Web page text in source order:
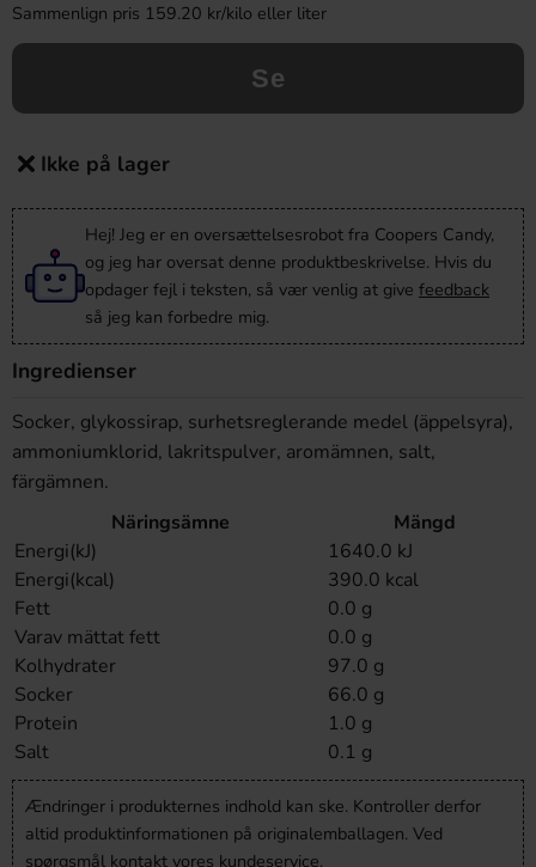
Sammenlign pris 159.20 kr/kilo eller liter
Se
Ikke på lager
Hej! Jeg er en oversættelsesrobot fra Coopers Candy,
og jeg har oversat denne produktbeskrivelse. Hvis du
opdager fejl i teksten, så vær venlig at give feedback
så jeg kan forbedre mig.
Ingredienser
Socker, glykossirap, surhetsreglerande medel (äppelsyra),
ammoniumklorid, lakritspulver, aromämnen, salt,
färgämnen.
Näringsämne
Mängd
Energi(kJ)
1640.0 kJ
Energi(kcal)
390.0 kcal
Fett
0.0 g
Varav mättat fett
0.0 g
Kolhydrater
97.0 g
Socker
66.0 g
Protein
1.0 g
Salt
0.1 g
Ændringer i produkternes indhold kan ske. Kontroller derfor
altid produktinformationen på originalemballagen. Ved
spørgsmål kontakt vores kundeservice.